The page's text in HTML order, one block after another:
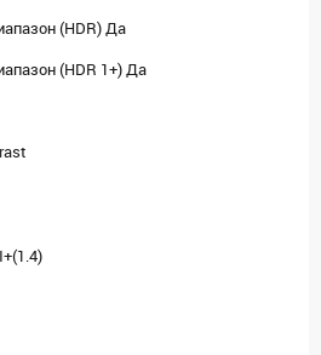
(HDR) Да
(HDR 1+) Да